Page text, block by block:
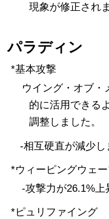
現象が修正されま
パラディン
*基本攻撃
ウイング・オブ・
的に活用できる
調整しました。
-相互硬直が減少し
*ウィーピングウェ
-攻撃力が26.1%上
*ピュリファイング